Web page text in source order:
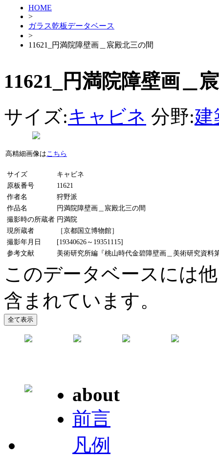
HOME
>
ガラス乾板データベース
>
11621_円満院障壁画＿宸殿北三の間
11621_円満院障壁画＿
サイズ:キャビネ 分野:建
高精細画像はこちら
サイズ
キャビネ
原板番号
11621
作者名
狩野派
作品名
円満院障壁画＿宸殿北三の間
撮影時の所蔵者 円満院
現所蔵者
［京都国立博物館］
撮影年月日
[19340626～19351115]
参考文献
美術研究所編『桃山時代金碧障壁画＿美術研究資料
このデータベースには
含まれています。
about
前言
凡例